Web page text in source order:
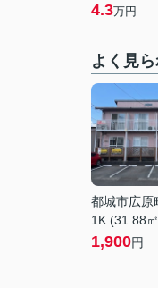
4.3万円
よく見
都城市広原
1K (31.88
1,900円